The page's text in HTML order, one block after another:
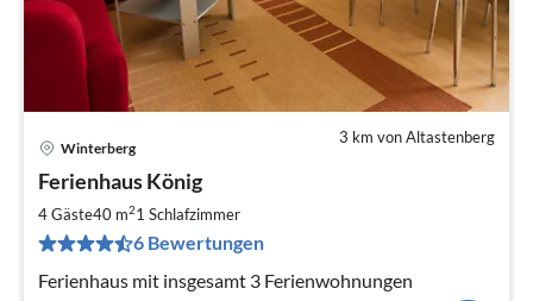
3 km von Altastenberg
Winterberg
Ferienhaus König
4 Gäste40 m21 Schlafzimmer
6 Bewertungen
Ferienhaus mit insgesamt 3 Ferienwohnungen